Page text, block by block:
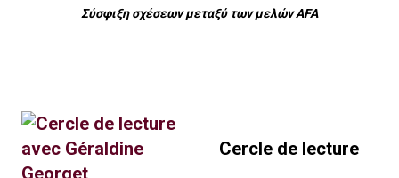
Σύσφιξη σχέσεων μεταξύ των μελών AFA
Cercle de lecture